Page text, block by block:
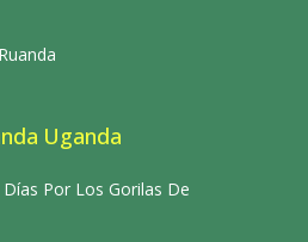
Uganda
Por Los Gorilas De